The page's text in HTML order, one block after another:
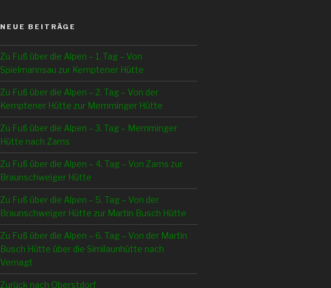
NEUE BEITRÄGE
Zu Fuß über die Alpen – 1. Tag – Von
Spielmannsau zur Kemptener Hütte
Zu Fuß über die Alpen – 2. Tag – Von der
Kemptener Hütte zur Memminger Hütte
Zu Fuß über die Alpen – 3. Tag – Memminger
Hütte nach Zams
Zu Fuß über die Alpen – 4. Tag – Von Zams zur
Braunschweiger Hütte
Zu Fuß über die Alpen – 5. Tag – Von der
Braunschweiger Hütte zur Martin Busch Hütte
Zu Fuß über die Alpen – 6. Tag – Von der Martin
Busch Hütte über die Similaunhütte nach
Vernagt
Zurück nach Oberstdorf